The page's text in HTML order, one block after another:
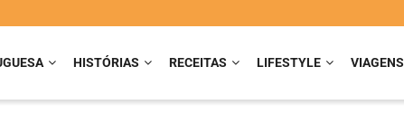
HISTÓRIAS RECEITAS LIFESTYLE VIAGENS